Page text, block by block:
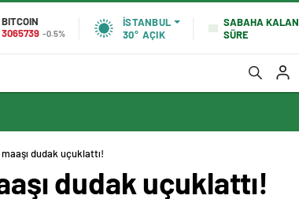
BITCOIN
3065739 -0.5%
İSTANBUL
30° AÇIK
SABAHA KALAN
SÜRE
dudak uçuklattı!
dudak uçuklattı!